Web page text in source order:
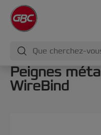
Peignes
WireBind